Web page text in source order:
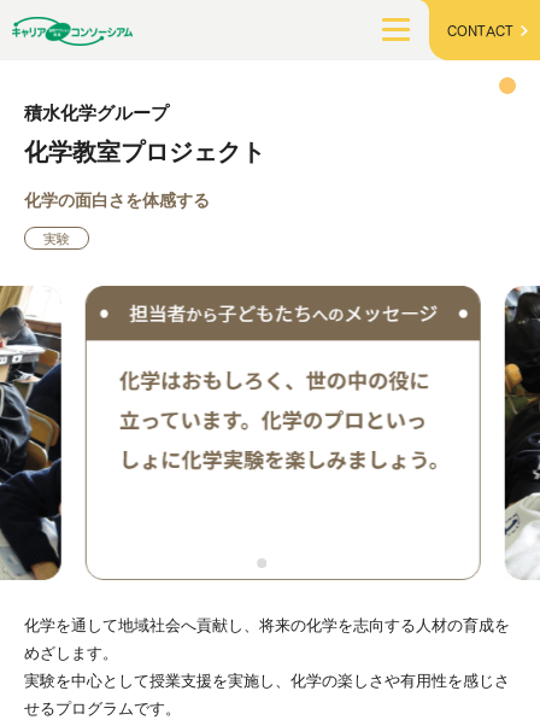
CONTACT
積水化学グループ
化学教室プロジェクト
化学の面白さを体感する
実験
化学を通して地域社会へ貢献し、将来の化学を志向する人材の育成を
めざします。
実験を中心として授業支援を実施し、化学の楽しさや有用性を感じさ
せるプログラムです。